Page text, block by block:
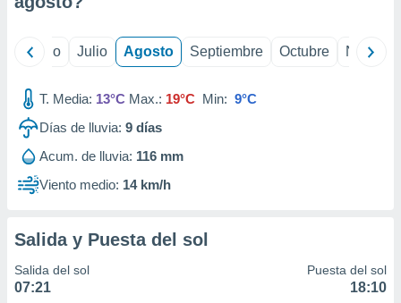
mediante
publicidad
publicidad
1199
Junio Julio Agosto Septiembre Octubre
T. Media: 13°C Max.: 19°C Min: 9°C
Días de lluvia: 9 días
Acum. de lluvia: 116 mm
Viento medio: 14 km/h
Salida y Puesta del sol
Salida del sol
07:21
Puesta del sol
18:10